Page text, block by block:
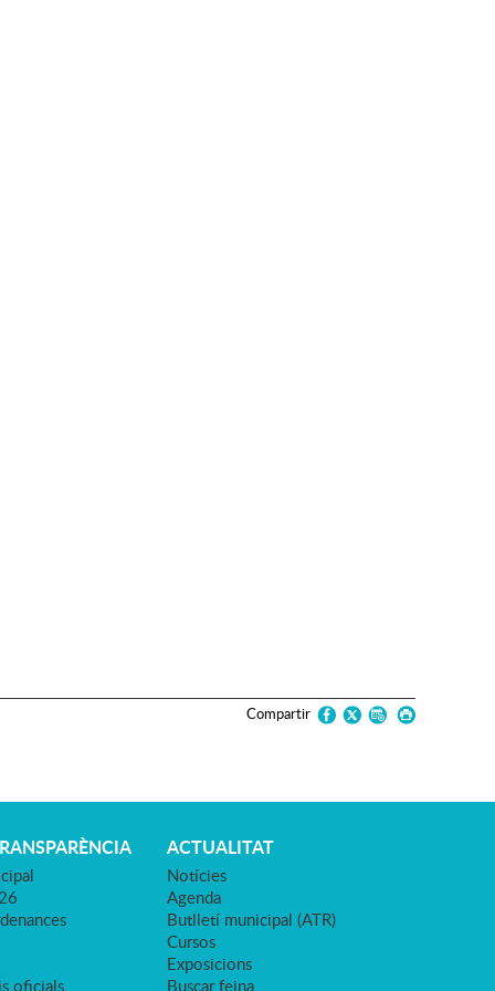
Compartir
oficials
ACTUALITAT
Notícies
Agenda
Butlletí municipal (ATR)
Cursos
Exposicions
Buscar feina